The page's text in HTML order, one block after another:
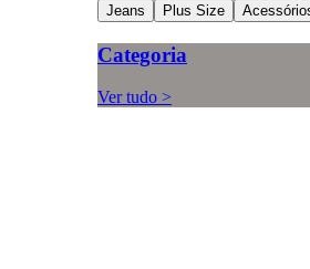
Jeans
Plus Size
Categoria
Ver tudo >